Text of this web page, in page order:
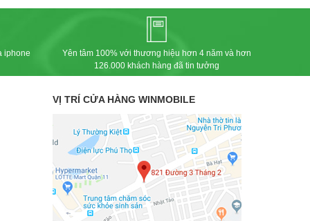
iphone
Yên tâm 100% với thương hiệu hơn 4 năm và hơn
126.000 khách hàng đã tin tưởng
VỊ TRÍ CỬA HÀNG WINMOBILE